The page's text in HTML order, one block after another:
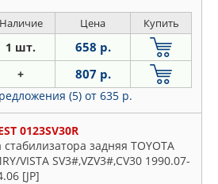
Наличие Цена Купить
1 шт. 658 р.
+ 807 р.
(5) от 635 р.
0123SV30R
стабилизатора задняя TOYOTA
VISTA SV3#,VZV3#,CV30 1990.07-
[JP]